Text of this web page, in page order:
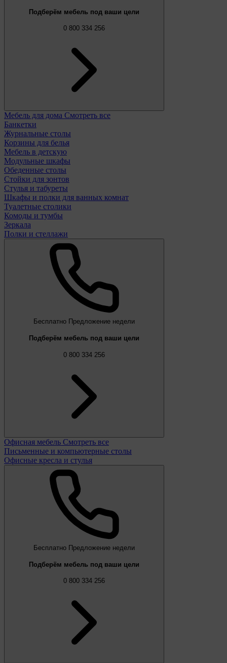
Подберём мебель под ваши цели
0 800 334 256
Мебель для дома Смотреть все
Банкетки
Журнальные столы
Корзины для белья
Мебель в детскую
Модульные шкафы
Обеденные столы
Стойки для зонтов
Стулья и табуреты
Шкафы и полки для ванных комнат
Туалетные столики
Комоды и тумбы
Зеркала
Полки и стеллажи
Бесплатно Предложение недели
Подберём мебель под ваши цели
0 800 334 256
Офисная мебель Смотреть все
Письменные и компьютерные столы
Офисные кресла и стулья
Бесплатно Предложение недели
Подберём мебель под ваши цели
0 800 334 256